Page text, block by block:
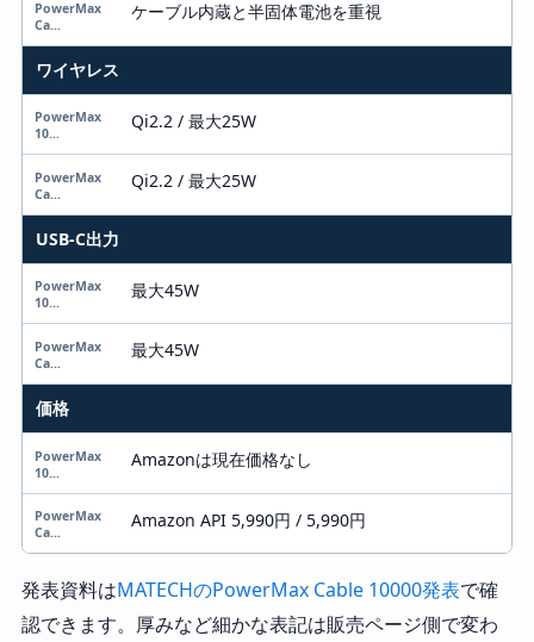
ケーブル内蔵と半固体電池を重視
ワイヤレス
Qi2.2 / 最大25W
Qi2.2 / 最大25W
USB-C出力
最大45W
最大45W
価格
Amazonは現在価格なし
Amazon API 5,990円 / 5,990円
発表資料はMATECHのPowerMax Cable 10000発表で確
認できます。厚みなど細かな表記は販売ページ側で変わ